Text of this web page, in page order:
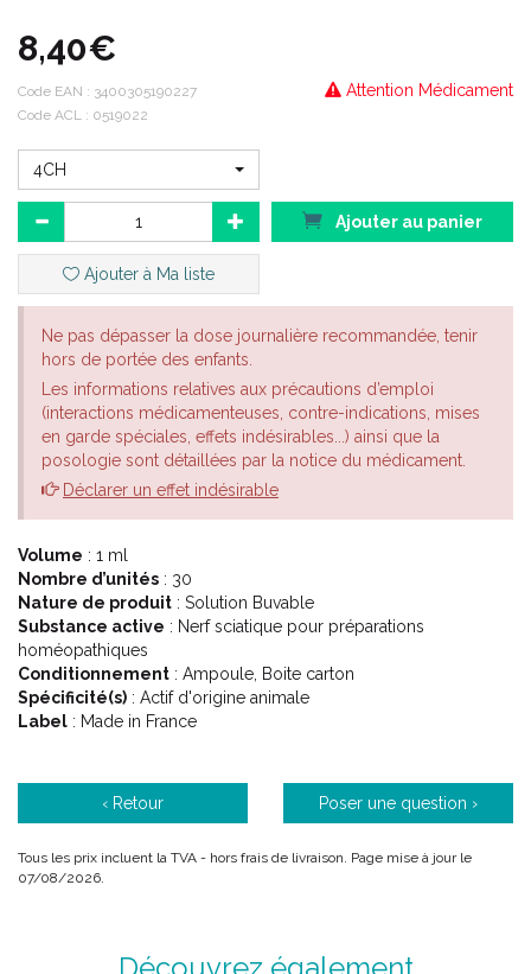
8,40€
Attention Médicament
Code EAN : 3400305190227
Code ACL : 0519022
4CH
Ajouter au panier
Ajouter à Ma liste
Ne pas dépasser la dose journalière recommandée, tenir
hors de portée des enfants.
Les informations relatives aux précautions d’emploi
(interactions médicamenteuses, contre-indications, mises
en garde spéciales, effets indésirables...) ainsi que la
posologie sont détaillées par la notice du médicament.
Déclarer un effet indésirable
Volume : 1 ml
Nombre d’unités : 30
Nature de produit : Solution Buvable
Substance active : Nerf sciatique pour préparations
homéopathiques
Conditionnement : Ampoule, Boite carton
Spécificité(s) : Actif d'origine animale
Label : Made in France
‹ Retour Poser une question ›
Tous les prix incluent la TVA - hors frais de livraison. Page mise à jour le
07/08/2026.